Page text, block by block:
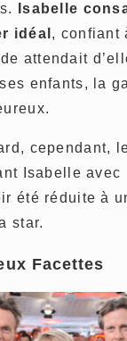
Isabelle
idéal , confiant
attendait
enfants, la
cependant,
Isabelle avec
été réduite à
star.
Facettes